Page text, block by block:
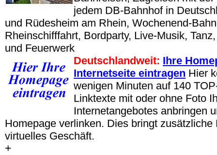
jedem DB-Bahnhof in
und Rüdesheim am Rhein, Wochenend-
Rheinschifffahrt, Bordparty, Live-Musik,
und Feuerwerk
Deutschlandweit: Ihre
Internetseite eintragen Hier
wenigen Minuten auf 140
Linktexte mit oder ohne Foto
Internetangebotes anbringen
Homepage verlinken. Dies bringt zusätzliche
virtuelles Geschäft.
+